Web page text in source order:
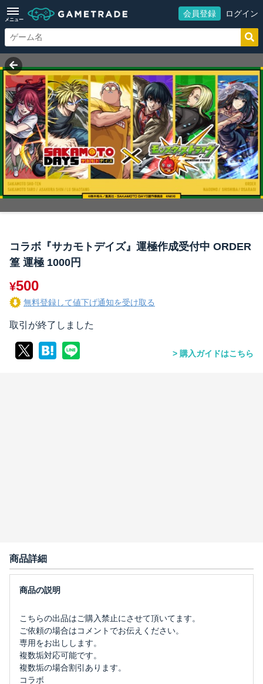
メニュー
会員登録 ログイン
コラボ『サカモトデイズ』運極作成受付中 ORDER
篁 運極 1000円
¥500
無料登録して値下げ通知を受け取る
取引が終了しました
購入ガイドはこちら
商品詳細
こちらの出品はご購入禁止にさせて頂いてます。
ご依頼の場合はコメントでお伝えください。
専用をお出しします。
複数垢対応可能です。
複数垢の場合割引あります。
コラボ